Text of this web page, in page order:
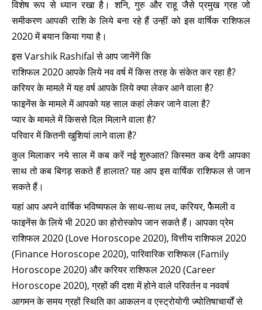
विशेष रूप से ध्यान रखा है। शनि, गुरु और राहू जैसे प्रमुख ग्रह जो
समीकरण आपकी राशि के लिये बना रहे हैं उन्हीं को इस वार्षिक राशिफल
2020 में बयान किया गया है।
इस Varshik Rashifal से आप जानेंगें कि
राशिफल 2020 आपके लिये नव वर्ष में किस तरह के संकेत कर रहा है?
करियर के मामले में यह वर्ष आपके लिये क्या लेकर आने वाला है?
फाइनेंस के मामले में आपको यह साल कहां लेकर जाने वाला है?
प्यार के मामले में किससे दिल मिलाने वाला है?
परिवार में कितनी खुशियां लाने वाला है?
कुल मिलाकर नये साल में कब करें नई शुरुआत? किस्मत कब देगी आपका
साथ तो कब बिगड़ सकते हैं हालात? यह आप इस वार्षिक राशिफल से जान
सकते हैं।
यहां आप अपने वार्षिक भविष्यफल के साथ-साथ लव, करियर, फेैमली व
फाइनेंसके लिये भी 2020 का होरोस्कोप जान सकते हैं। आपका प्रेम
राशिफल 2020 (Love Horoscope 2020), वित्तीय राशिफल 2020
(Finance Horoscope 2020), पारिवारिक राशिफल (Family
Horoscope 2020) और करियर राशिफल 2020 (Career
Horoscope 2020), ग्रहों की दशा में होने वाले परिवर्तन व नववर्ष
आगमन के समय ग्रहों स्थिति का आकलन व एस्ट्रोयोगी ज्योतिषाचार्यों से